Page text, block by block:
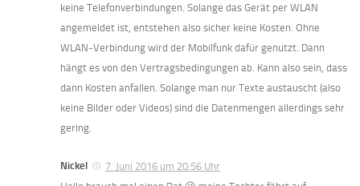
keine Telefonverbindungen. Solange das Gerät per WLAN
angemeldet ist, entstehen also sicher keine Kosten. Ohne
WLAN-Verbindung wird der Mobilfunk dafür genutzt. Dann
hängt es von den Vertragsbedingungen ab. Kann also sein, dass
dann Kosten anfallen. Solange man nur Texte austauscht (also
keine Bilder oder Videos) sind die Datenmengen allerdings sehr
gering.
Nickel
7. Juni 2016 um 20:56 Uhr